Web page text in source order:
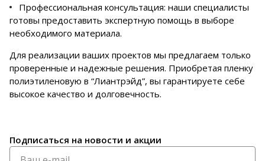
Профессиональная консультация: наши специалисты
готовы предоставить экспертную помощь в выборе
необходимого материала.
Для реализации ваших проектов мы предлагаем только
проверенные и надежные решения. Приобретая пленку
полиэтиленовую в “Лиантрэйд”, вы гарантируете себе
высокое качество и долговечность.
Подписаться на новости и акции